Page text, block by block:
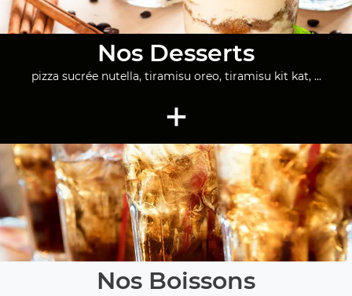
Nos Desserts
pizza sucrée nutella, tiramisu oreo, tiramisu kit kat, ...
+
Nos Boissons